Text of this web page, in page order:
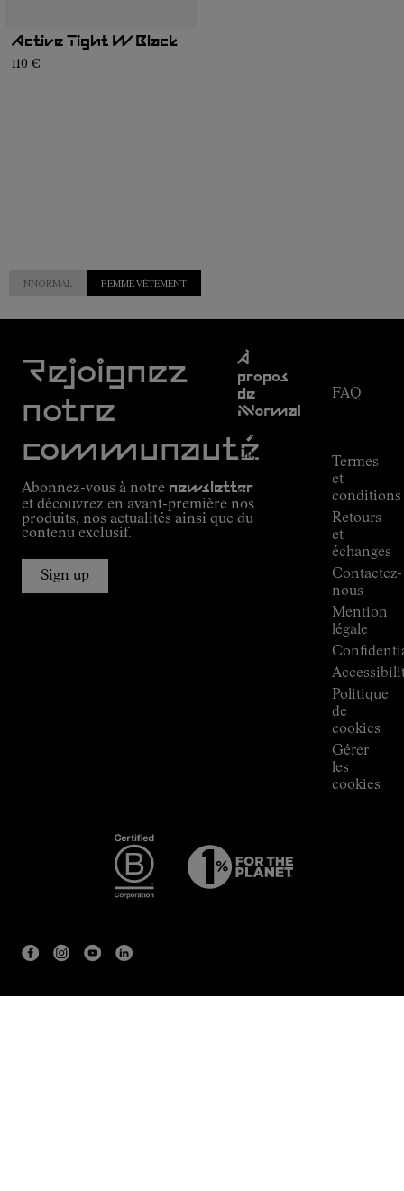
Active Tight W Black
110 €
NNORMAL FEMME VÊTEMENT
Rejoignez
notre
communauté
Abonnez-vous à notre newsletter
et découvrez en avant-première nos
produits, nos actualités ainsi que du
contenu exclusif.
Sign up
À
propos
de
NNormal
Mission
Engagement
guide
Alpine
Connections
FAQ
Termes
et
conditions
Retours
et
échanges
Contactez-
nous
Mention
légale
Politique
de
cookies
Gérer
les
cookies